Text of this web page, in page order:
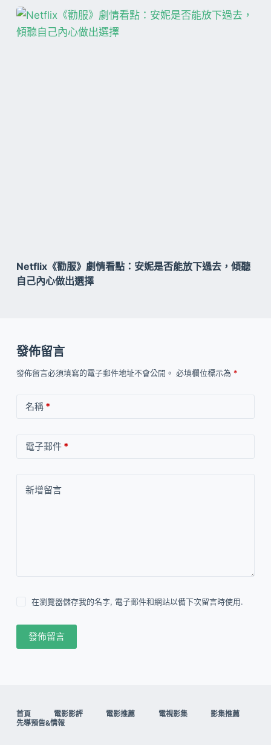
Netflix《勸服》劇情看點：安妮是否能放下過去，傾聽
自己內心做出選擇
發佈留言
發佈留言必須填寫的電子郵件地址不會公開。 必填欄位標示為 *
名稱*
電子郵件*
新增留言
在瀏覽器儲存我的名字, 電子郵件和網站以備下次留言時使用.
發佈留言
首頁 電影影評 電影推薦 電視影集
影集推薦
先導預告&情報